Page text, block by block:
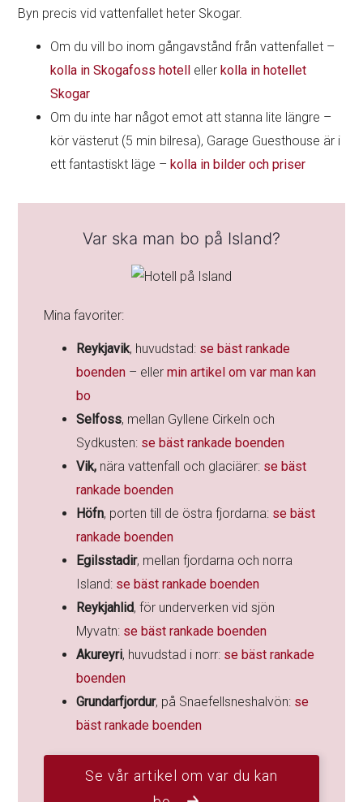
Byn precis vid vattenfallet heter Skogar.
Om du vill bo inom gångavstånd från vattenfallet –
kolla in Skogafoss hotell
eller kolla in hotellet
Skogar
Om du inte har något emot att stanna lite längre –
kör västerut (5 min bilresa), Garage Guesthouse är i
ett fantastiskt läge – kolla in bilder och priser
Var ska man bo på Island?
Mina favoriter:
Reykjavik, huvudstad: se bäst rankade
boenden – ellermin artikel om var man kan
bo
Selfoss, mellan Gyllene Cirkeln och
Sydkusten: se bäst rankade boenden
Vik, nära vattenfall och glaciärer: se bäst
rankade boenden
Höfn, porten till de östra fjordarna: se bäst
rankade boenden
Egilsstadir, mellan fjordarna och norra
Island: se bäst rankade boenden
Reykjahlid, för underverken vid sjön
Myvatn: se bäst rankade boenden
Akureyri, huvudstad i norr: se bäst rankade
boenden
Grundarfjordur, på Snaefellsneshalvön: se
bäst rankade boenden
Se vår artikel om var du kan